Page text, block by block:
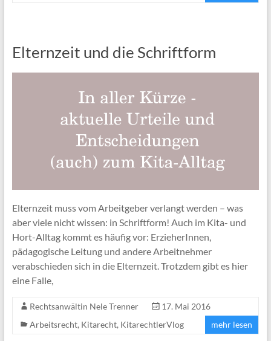
Elternzeit und die Schriftform
Elternzeit muss vom Arbeitgeber verlangt werden – was
aber viele nicht wissen: in Schriftform! Auch im Kita- und
Hort-Alltag kommt es häufig vor: ErzieherInnen,
pädagogische Leitung und andere Arbeitnehmer
verabschieden sich in die Elternzeit. Trotzdem gibt es hier
eine Falle,
Rechtsanwältin Nele Trenner
17. Mai 2016
Arbeitsrecht, Kitarecht, KitarechtlerVlog mehr lesen